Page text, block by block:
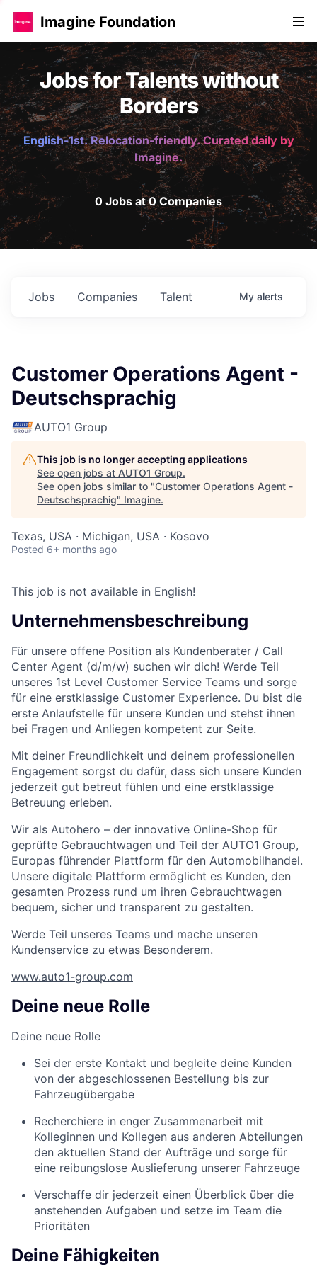
Imagine Foundation
Jobs for Talents without
Borders
English-1st. Relocation-friendly. Curated daily by
Imagine.
0 Jobs at 0 Companies
Jobs Companies Talent My alerts
Customer Operations Agent -
Deutschsprachig
AUTO1 Group
This job is no longer accepting applications
See open jobs at AUTO1 Group.
See open jobs similar to "Customer Operations Agent -
Deutschsprachig" Imagine.
Texas, USA · Michigan, USA · Kosovo
Posted 6+ months ago
This job is not available in English!
Unternehmensbeschreibung
Für unsere offene Position als Kundenberater / Call
Center Agent (d/m/w) suchen wir dich! Werde Teil
unseres 1st Level Customer Service Teams und sorge
für eine erstklassige Customer Experience. Du bist die
erste Anlaufstelle für unsere Kunden und stehst ihnen
bei Fragen und Anliegen kompetent zur Seite.
Mit deiner Freundlichkeit und deinem professionellen
Engagement sorgst du dafür, dass sich unsere Kunden
jederzeit gut betreut fühlen und eine erstklassige
Betreuung erleben.
Wir als Autohero – der innovative Online-Shop für
geprüfte Gebrauchtwagen und Teil der AUTO1 Group,
Europas führender Plattform für den Automobilhandel.
Unsere digitale Plattform ermöglicht es Kunden, den
gesamten Prozess rund um ihren Gebrauchtwagen
bequem, sicher und transparent zu gestalten.
Werde Teil unseres Teams und mache unseren
Kundenservice zu etwas Besonderem.
www.auto1-group.com
Deine neue Rolle
Deine neue Rolle
Sei der erste Kontakt und begleite deine Kunden
von der abgeschlossenen Bestellung bis zur
Fahrzeugübergabe
Recherchiere in enger Zusammenarbeit mit
Kolleginnen und Kollegen aus anderen Abteilungen
den aktuellen Stand der Aufträge und sorge für
eine reibungslose Auslieferung unserer Fahrzeuge
Verschaffe dir jederzeit einen Überblick über die
anstehenden Aufgaben und setze im Team die
Prioritäten
Deine Fähigkeiten